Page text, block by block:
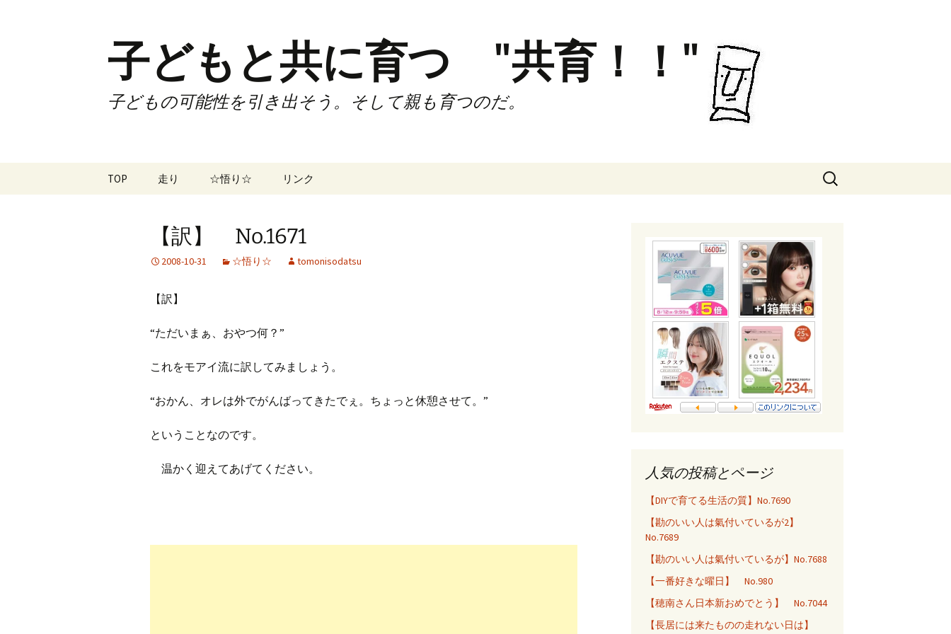
子どもと共に育つ "共育！！"
子どもの可能性を引き出そう。そして親も育つのだ。
TOP 走り
試合
☆悟り☆ リンク
ブ
旧ブログ(楽天日誌)
検
索:
【訳】 No.1671
2008-10-31 ☆悟り☆ tomonisodatsu
【訳】
“ただいまぁ、おやつ何？”
これをモアイ流に訳してみましょう。
“おかん、オレは外でがんばってきたでぇ。ちょっと休憩させて。”
ということなのです。
温かく迎えてあげてください。 人気の投稿とページ
【DIYで育てる生活の質】No.7690
【勘のいい人は氣付いているが2】
No.7689
【勘のいい人は氣付いているが】No.7688
【一番好きな曜日】 No.980
【穂南さん日本新おめでとう】 No.7044
【長居には来たものの走れない日は】